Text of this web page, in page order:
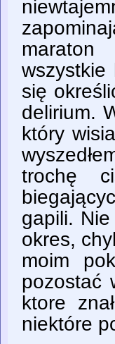
maraton
wszystkie
się
delirium.
który
trochę
gapili.
okres,
moim
pozostać
ktore
niektóre